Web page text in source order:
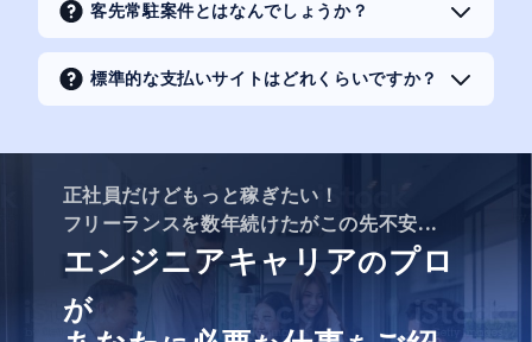
客先常駐案件とはなんでしょうか？
標準的な支払いサイトはどれくらいですか？
正社員だけどもっと稼ぎたい！
フリーランスを数年続けたがこの先不安...
エンジニアキャリアのプロ
が